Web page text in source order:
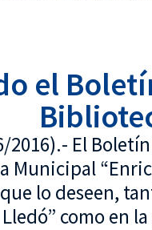
el
El
Municipal
lo deseen,
Lledó” como en